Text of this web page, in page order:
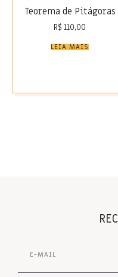
Teorema de Pitágoras
R$ 110,00
LEIA MAIS